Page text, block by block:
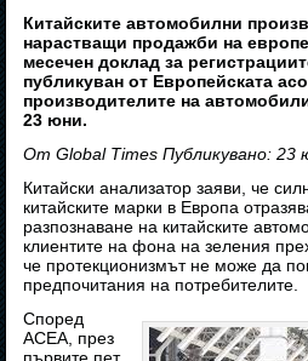
Китайските автомобилни
нарастващи продажби на
месечен доклад за
публикуван от Европейската
производителите на
23 юни.
От Global Times Публикувано: 23
Китайски анализатор заяви, че
китайските марки в Европа
разпознаване на китайските
клиентите на фона на зеления
че протекционизмът не може да
предпочитания на потребителите.
Според
ACEA, през